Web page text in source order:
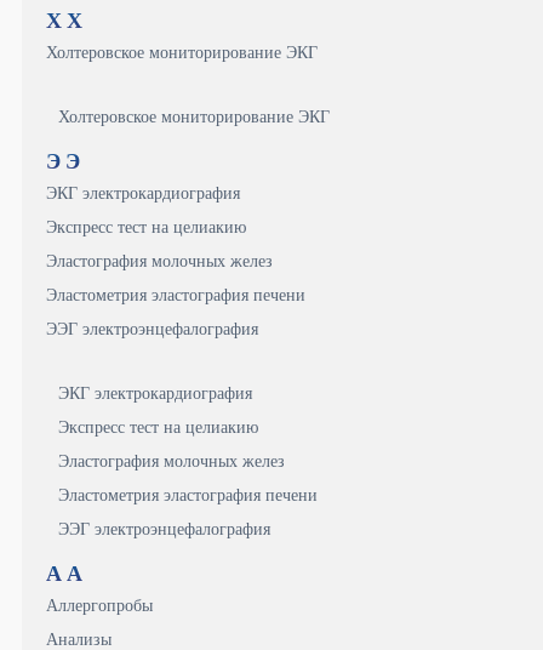
Х Х
Холтеровское мониторирование ЭКГ
Холтеровское мониторирование ЭКГ
Э Э
ЭКГ электрокардиография
Экспресс тест на целиакию
Эластография молочных желез
Эластометрия эластография печени
ЭЭГ электроэнцефалография
ЭКГ электрокардиография
Экспресс тест на целиакию
Эластография молочных желез
Эластометрия эластография печени
ЭЭГ электроэнцефалография
А А
Аллергопробы
Анализы